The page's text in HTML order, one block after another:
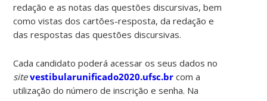
redação e as notas das questões discursivas, bem
como vistas dos cartões-resposta, da redação e
das respostas das questões discursivas.
Cada candidato poderá acessar os seus dados no
site vestibularunificado2020.ufsc.br com a
utilização do número de inscrição e senha. Na